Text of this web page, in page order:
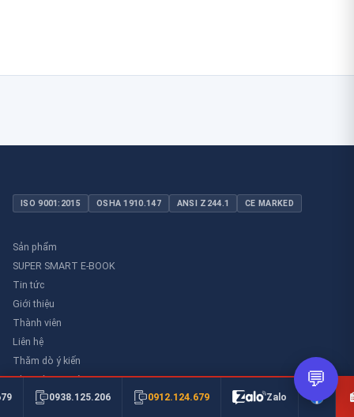
ISO 9001:2015 OSHA 1910.147 ANSI Z244.1 CE MARKED
Sản phẩm
SUPER SMART E-BOOK
Tin tức
Giới thiệu
Thành viên
Liên hệ
Thăm dò ý kiến
Thư viên an toàn
0938.125.206 0912.124.679 Zalo
💬